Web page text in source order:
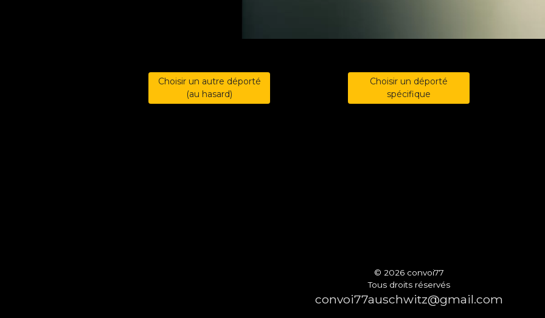
Choisir un autre déporté
(au hasard)
Choisir un déporté
spécifique
© 2026 convoi77
Tous droits réservés
convoi77auschwitz@gmail.com